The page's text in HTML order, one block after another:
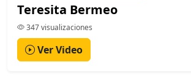
Teresita Bermeo
347 visualizaciones
Ver Video